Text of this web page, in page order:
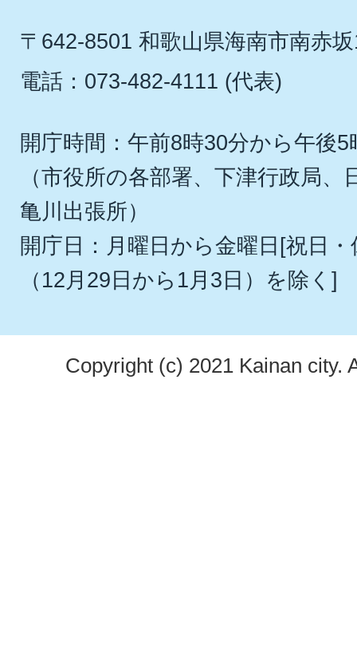
〒642-8501 和歌山県海南市南赤
電話：073-482-4111 (代表)
開庁時間：午前8時30分から午後5
（市役所の各部署、下津行政局
亀川出張所）
開庁日：月曜日から金曜日[祝日
（12月29日から1月3日）を除く]
Copyright (c) 2021 Kainan city.